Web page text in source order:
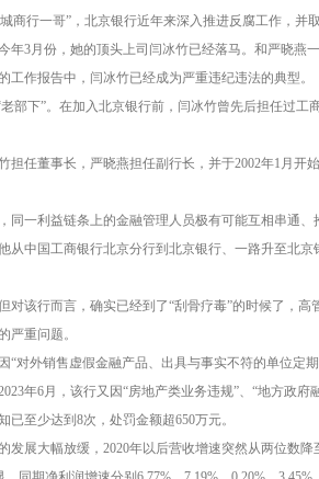
商行一哥”，北京银行近年来深入推进反腐工作，并取
年3月份，她的顶头上司闫冰竹已经落马。和严晓
工作报告中，闫冰竹已经成为严重违纪违法的典型。
部下”。在加入北京银行前，闫冰竹曾先后担任过
担任董事长，严晓燕担任副行长，并于2002年1月
同一利益链条上的金融管理人员极有可能互相串通
从中国工商银行北京分行到北京银行、一路升至北
对该行而言，确实已经到了“刮骨疗毒”的时候了，
严重问题。
“对外销售虚假金融产品、出具与事实不符的单位
年6月，该行又因“房地产类业务违规”、“地方政
已至少达到8次，处罚金额超650万元。
展大幅放缓，2020年以后营收增速突然从两位数降